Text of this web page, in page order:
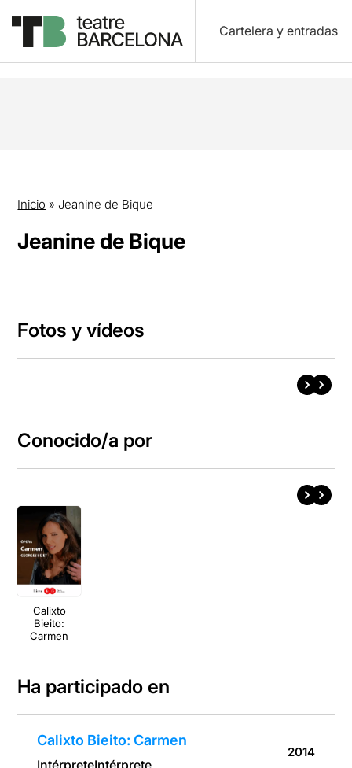
Cartelera y entradas
Inicio » Jeanine de Bique
Jeanine de Bique
Fotos y vídeos
Conocido/a por
Calixto
Bieito:
Carmen
Ha participado en
Calixto Bieito: Carmen
2014